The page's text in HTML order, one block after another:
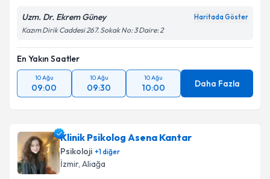
Uzm. Dr. Ekrem Güney Haritada Göster
Kazım Dirik Caddesi 267. Sokak No: 3 Daire: 2
En Yakın Saatler
10 Ağu
09:00
10 Ağu
09:30
10 Ağu
10:00 Daha Fazla
Klinik Psikolog Asena Kantar
Psikoloji +1diğer
İzmir, Aliağa